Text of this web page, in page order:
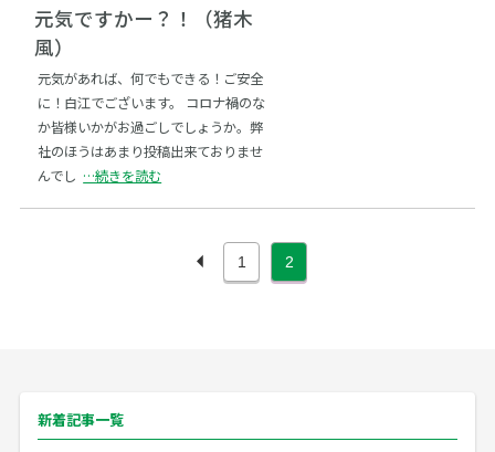
リクルート
English
元気ですかー？！（猪木
風）
元気があれば、何でもできる！ご安全
に！白江でございます。 コロナ禍のな
か皆様いかがお過ごしでしょうか。弊
社のほうはあまり投稿出来ておりませ
んでし …続きを読む
 1 2
新着記事一覧